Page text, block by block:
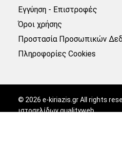
Εγγύηση - Επιστροφές
Όροι χρήσης
Προστασία Προσωπικών
Πληροφορίες Cookies
© 2026 e-kiriazis.gr All rights
ιστοσελίδωνqualityweb.